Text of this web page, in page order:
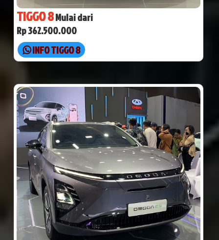
TIGGO 8Mulai dari
Rp 362.500.000
INFO TIGGO 8